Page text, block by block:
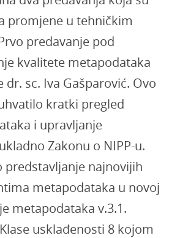
promjene u tehničkim
predavanje pod
kvalitete metapodataka
dr. sc. Iva Gašparović. Ovo
kratki pregled
i upravljanje
Zakonu o NIPP-u.
predstavljanje najnovijih
metapodataka u novoj
metapodataka v.3.1.
usklađenosti 8 kojom